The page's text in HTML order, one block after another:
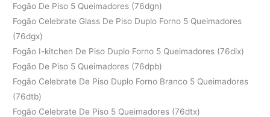
Fogão De Piso 5 Queimadores (76dgn)
Fogão Celebrate Glass De Piso Duplo Forno 5 Queimadores
(76dgx)
Fogão I-kitchen De Piso Duplo Forno 5 Queimadores (76dix)
Fogão De Piso 5 Queimadores (76dpb)
Fogão Celebrate De Piso Duplo Forno Branco 5 Queimadores
(76dtb)
Fogão Celebrate De Piso 5 Queimadores (76dtx)